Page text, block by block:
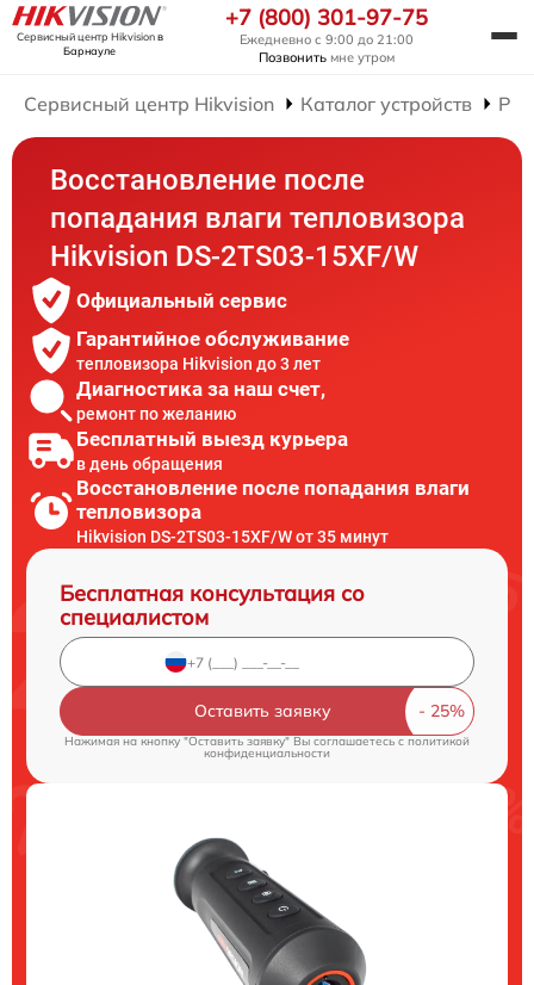
Сервисный центр Hikvisionв
Барнауле
+7 (800) 301-97-75
Ежедневно с 9:00 до 21:00
Позвонить мне утром
Сервисный центр Hikvision Каталог устройств
Восстановление после
попадания влаги тепловизора
Hikvision DS-2TS03-15XF/W
Официальный сервис
Гарантийное обслуживание
тепловизора Hikvision до 3 лет
Диагностика за наш счет,
ремонт по желанию
Бесплатный выезд курьера
в день обращения
Восстановление после попадания влаги
тепловизора
Hikvision DS-2TS03-15XF/W от 35 минут
Бесплатная консультация со
специалистом
Оставить заявку
Нажимая на кнопку "Оставить заявку" Вы соглашаетесь cполитикой
конфиденциальности